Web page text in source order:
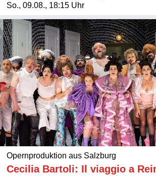
So., 09.08., 18:15 Uhr
Opernproduktion aus Salzburg
Cecilia Bartoli: Il viaggio a